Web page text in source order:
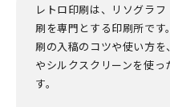
レトロ印刷は、リソグラ
刷を専門とする印刷所です
刷の入稿のコツや使い方を
やシルクスクリーンを使
す。